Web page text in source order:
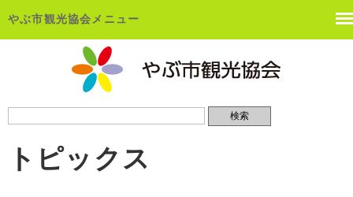
やぶ市観光協会メニュー
トピックス